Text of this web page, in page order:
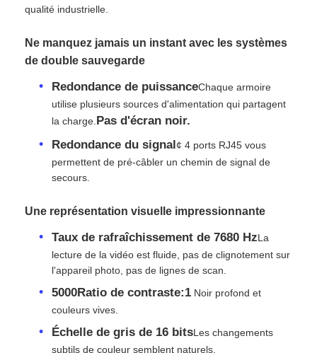
À propos de nous
Visite de l'usine
Contrôle de qualité
Nous contacter
Nouvelles
qualité industrielle.
Ne manquez jamais un instant avec les systèmes
de double sauvegarde
Redondance de puissanceChaque armoire
utilise plusieurs sources d'alimentation qui partagent
la charge. Pas d'écran noir.
Redondance du signal¢ 4 ports RJ45 vous
permettent de pré-câbler un chemin de signal de
secours.
Une représentation visuelle impressionnante
Taux de rafraîchissement de 7680 HzLa
lecture de la vidéo est fluide, pas de clignotement sur
l'appareil photo, pas de lignes de scan.
5000Ratio de contraste:1 ️ Noir profond et
couleurs vives.
Échelle de gris de 16 bitsLes changements
subtils de couleur semblent naturels.